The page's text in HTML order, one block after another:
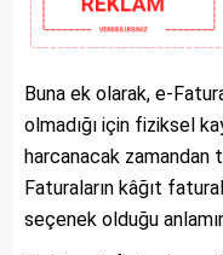
Buna ek olarak, e-
olmadığı için fiziksel
harcanacak zamandan
Faturaların kâğıt
seçenek olduğu